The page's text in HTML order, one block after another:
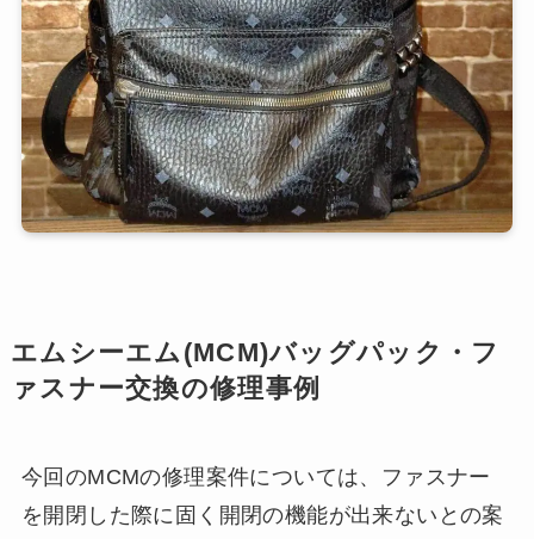
エムシーエム(MCM)バッグパック・フ
ァスナー交換の修理事例
今回のMCMの修理案件については、ファスナー
を開閉した際に固く開閉の機能が出来ないとの案